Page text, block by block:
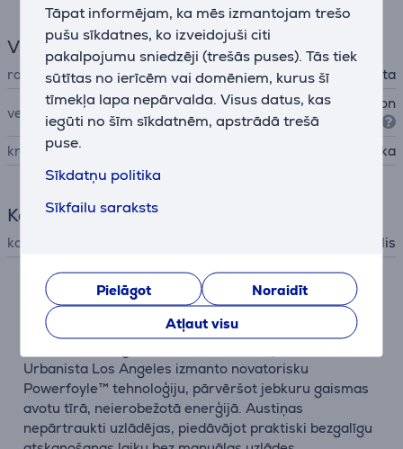
Tāpat informējam, ka mēs izmantojam trešo
pušu sīkdatnes, ko izveidojuši citi
pakalpojumu sniedzēji (trešās puses). Tās tiek
sūtītas no ierīcēm vai domēniem, kurus šī
tīmekļa lapa nepārvalda. Visus datus, kas
iegūti no šīm sīkdatnēm, apstrādā trešā
puse.
Sīkdatņu politika
Sīkfailu saraksts
Pielāgot
Noraidīt
Atļaut visu
Vispārējais parametrs
ražotājs Urbanista
veids
Supra-aural tipa austiņas (on
krāsa
pelēka
Komplektācija
komplektācija uzlādes vads, futrālis
Apraksts
Urbanista Los Angeles izmanto novatorisku
Powerfoyle™ tehnoloģiju, pārvēršot jebkuru gaismas
avotu tīrā, neierobežotā enerģijā. Austiņas
nepārtraukti uzlādējas, piedāvājot praktiski bezgalīgu